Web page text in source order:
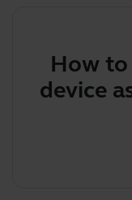
How
device